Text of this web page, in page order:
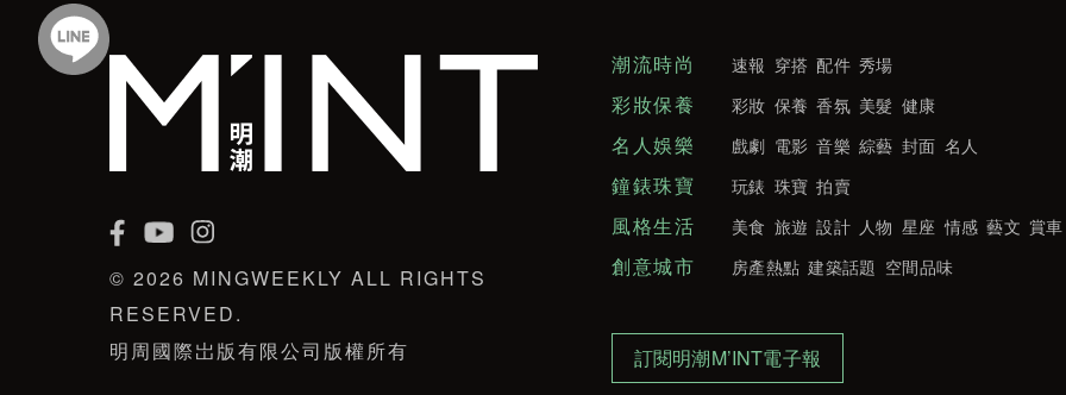
© 2026 MINGWEEKLY ALL RIGHTS
RESERVED.
明周國際岀版有限公司版權所有
潮流時尚 速報 穿搭 配件 秀場
彩妝保養 彩妝 保養 香氛 美髮 健康
名人娛樂 戲劇 電影 音樂 綜藝 封面 名人
鐘錶珠寶 玩錶 珠寶 拍賣
風格生活 美食 旅遊 設計 人物 星座 情感 藝文 賞車
創意城市 房產熱點 建築話題 空間品味
訂閱明潮M’INT電子報